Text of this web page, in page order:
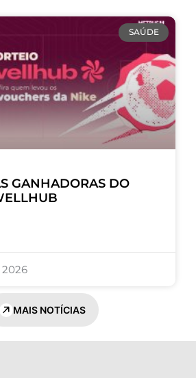
SAÚDE
GANHADORAS DO
2026
MAIS NOTÍCIAS